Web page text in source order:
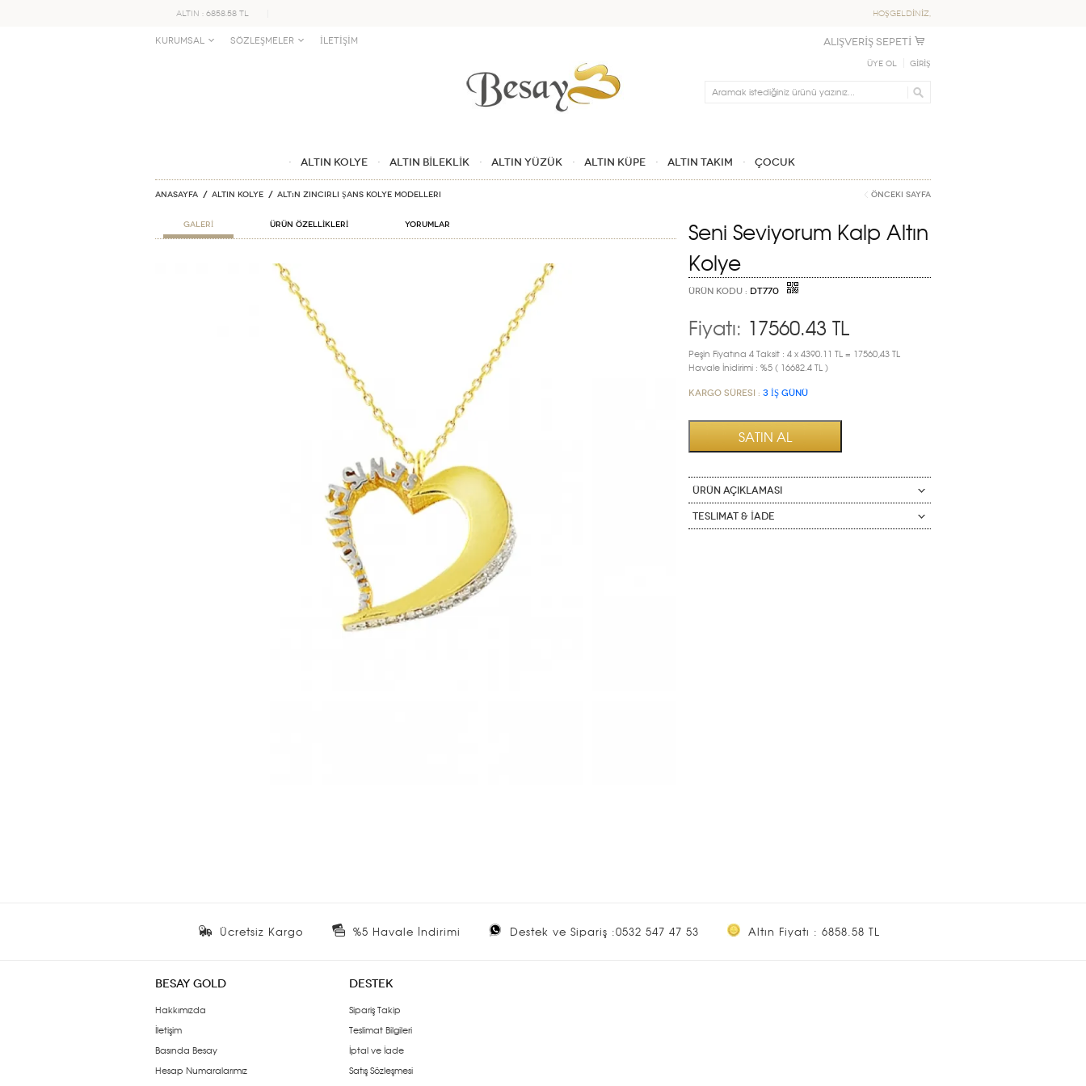
ALTIN : 6858.58 TL HOŞGELDİNİZ,
KURUMSAL SÖZLEŞMELER İLETİŞİM ALIŞVERİŞ SEPETİ
Üye Ol GİRİŞ
Ara
ALTIN KOLYE ALTIN BİLEKLİK ALTIN YÜZÜK ALTIN KÜPE ALTIN TAKIM ÇOCUK
Anasayfa ALTIN KOLYE Altın Zincirli Şans Kolye Modelleri Önceki Sayfa
GALERİ ÜRÜN ÖZELLİKLERİ Yorumlar
Seni Seviyorum Kalp Altın
Kolye
ÜRÜN KODU : DT770
Fiyatı: 17560.43 TL
Peşin Fiyatına 4 Taksit : 4 x 4390.11 TL = 17560,43 TL
Havale İnidirimi : %5 ( 16682.4 TL )
Kargo Süresi : 3 İŞ GÜNÜ
ÜRÜN AÇIKLAMASI
Teslimat & İade
Ücretsiz Kargo %5 Havale İndirimi Destek ve Sipariş :0532 547 47 53 Altın Fiyatı : 6858.58 TL
BESAY GOLD
Hakkımızda
İletişim
Basında Besay
Hesap Numaralarımız
DESTEK
Sipariş Takip
Teslimat Bilgileri
İptal ve İade
Satış Sözleşmesi